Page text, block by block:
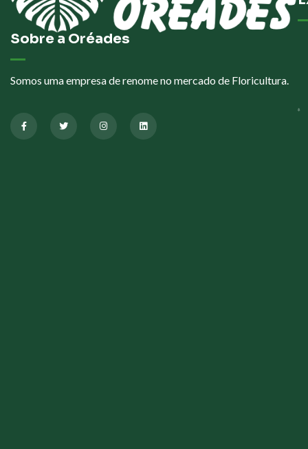
Sobre a Oréades
Somos uma empresa de renome no mercado de Floricultura.